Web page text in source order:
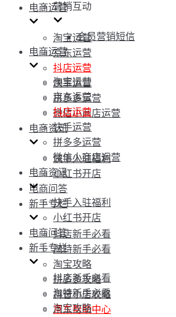
电商运营
淘宝运营
京东运营
抖店运营
快手运营
拼多多运营
微信小商店运营
电商资讯
快手入驻福利
小红书开店
电商问答
新手专栏
抖店新手必看
淘特新手必看
淘宝攻略
拼多多攻略
抖音小店攻略
京东帮助中心
营销互动
会员营销短信
电商运营
淘宝运营
京东运营
抖店运营
快手运营
拼多多运营
微信小商店运营
电商资讯
快手入驻福利
小红书开店
电商问答
新手专栏
抖店新手必看
淘特新手必看
淘宝攻略